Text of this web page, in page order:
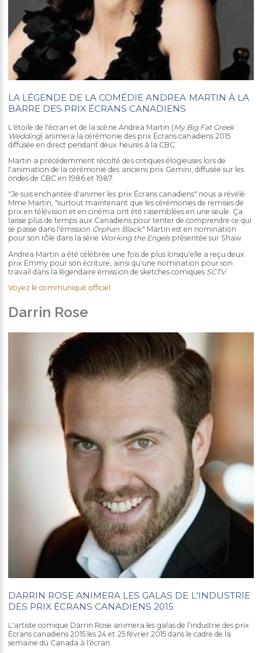
LA LÉGENDE DE LA COMÉDIE ANDREA MARTIN À LA
BARRE DES PRIX ÉCRANS CANADIENS
L'étoile de l'écran et de la scène Andrea Martin (My Big Fat Greek
Wedding) animera la cérémonie des prix Écrans canadiens 2015
diffusée en direct pendant deux heures à la CBC.
Martin a précédemment récolté des critiques élogieuses lors de
l'animation de la cérémonie des anciens prix Gemini, diffusée sur les
ondes de CBC en 1986 et 1987.
"Je suis enchantée d'animer les prix Écrans canadiens" nous a révélé
Mme Martin, "surtout maintenant que les cérémonies de remises de
prix en télévision et en cinéma ont été rasemblées en une seule. Ça
laisse plus de temps aux Canadiens pour tenter de comprendre ce qui
se passe dans l'émission Orphan Black." Martin est en nomination
pour son rôle dans la série Working the Engelsprésentée sur Shaw.
Andrea Martin a été célébrée une fois de plus lorsqu'elle a reçu deux
prix Emmy pour son écriture, ainsi qu'une nomination pour son
travail dans la légendaire émission de sketches comiques SCTV.
Voyez le communiqué officiel
Darrin Rose
DARRIN ROSE ANIMERA LES GALAS DE L'INDUSTRIE
DES PRIX ÉCRANS CANADIENS 2015
L'artiste comique Darrin Rose animera les galas de l'industrie des prix
Écrans canadiens 2015 les 24 et 25 février 2015 dans le cadre de la
semaine du Canada à l'écran.